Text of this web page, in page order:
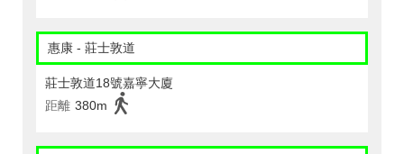
惠康 - 莊士敦道
莊士敦道18號嘉寧大廈
距離 380m